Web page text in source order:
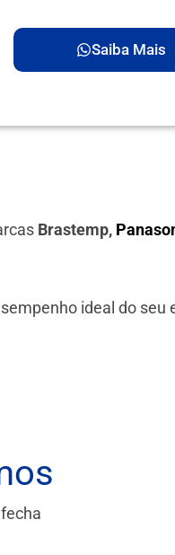
Saiba Mais
Brastemp,
ideal do seu